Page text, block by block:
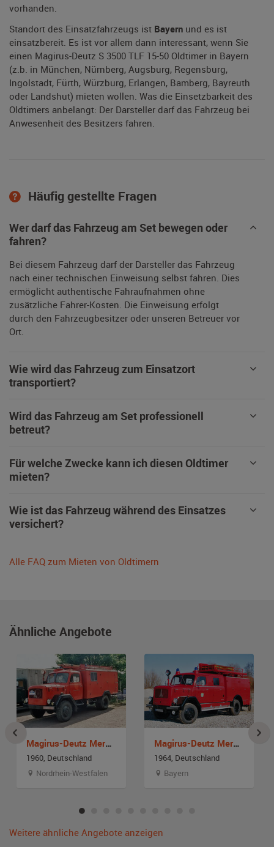
vorhanden.
Standort des Einsatzfahrzeugs ist Bayern und es ist
einsatzbereit. Es ist vor allem dann interessant, wenn Sie
einen Magirus-Deutz S 3500 TLF 15-50 Oldtimer in Bayern
(z.b. in München, Nürnberg, Augsburg, Regensburg,
Ingolstadt, Fürth, Würzburg, Erlangen, Bamberg, Bayreuth
oder Landshut) mieten wollen. Was die Einsetzbarkeit des
Oldtimers anbelangt: Der Darsteller darf das Fahrzeug bei
Anwesenheit des Besitzers fahren.
Häufig gestellte Fragen
Wer darf das Fahrzeug am Set bewegen oder
fahren?
Bei diesem Fahrzeug darf der Darsteller das Fahrzeug
nach einer technischen Einweisung selbst fahren. Dies
ermöglicht authentische Fahraufnahmen ohne
zusätzliche Fahrer-Kosten. Die Einweisung erfolgt
durch den Fahrzeugbesitzer oder unseren Betreuer vor
Ort.
Wie wird das Fahrzeug zum Einsatzort
transportiert?
Wird das Fahrzeug am Set professionell
betreut?
Für welche Zwecke kann ich diesen Oldtimer
mieten?
Wie ist das Fahrzeug während des Einsatzes
versichert?
Alle FAQ zum Mieten von Oldtimern
Ähnliche Angebote
Magirus-Deutz Mercur
1960, Deutschland
Nordrhein-Westfalen
Magirus-Deutz Merkur 150 A
1964, Deutschland
Bayern
Weitere ähnliche Angebote anzeigen